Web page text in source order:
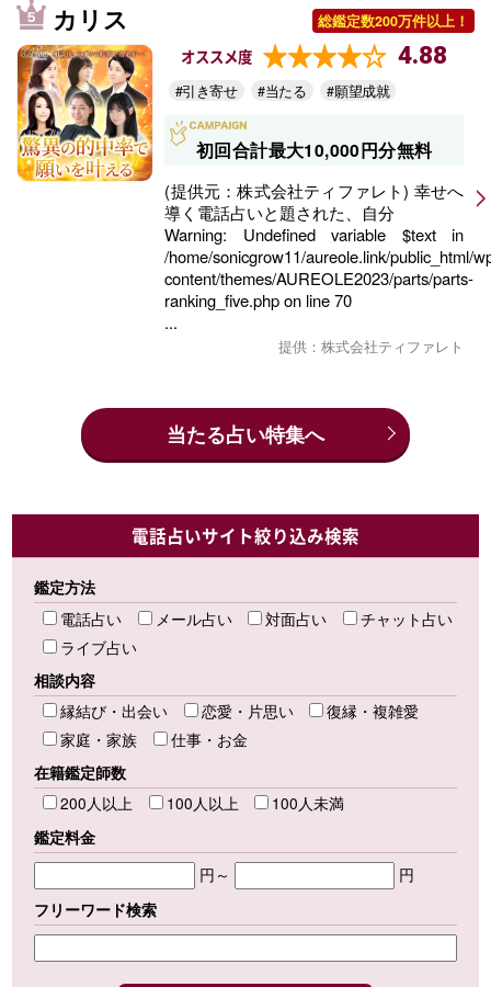
カリス 総鑑定数200万件以上！
オススメ度 4.88
#引き寄せ #当たる #願望成就
初回合計最大10,000円分無料
(提供元：株式会社ティファレト) 幸せへ
導く電話占いと題された、自分
Warning: Undefined variable $text in
/home/sonicgrow11/aureole.link/public_html/
content/themes/AUREOLE2023/parts/parts-
ranking_five.phpon line70
...
提供：株式会社ティファレト
当たる占い特集へ
電話占いサイト絞り込み検索
鑑定方法
電話占い
メール占い 対面占い
チャット占い
ライブ占い
相談内容
縁結び・出会い
恋愛・片思い
復縁・複雑愛
家庭・家族
仕事・お金
在籍鑑定師数
200人以上
100人以上
100人未満
鑑定料金
円～
円
フリーワード検索